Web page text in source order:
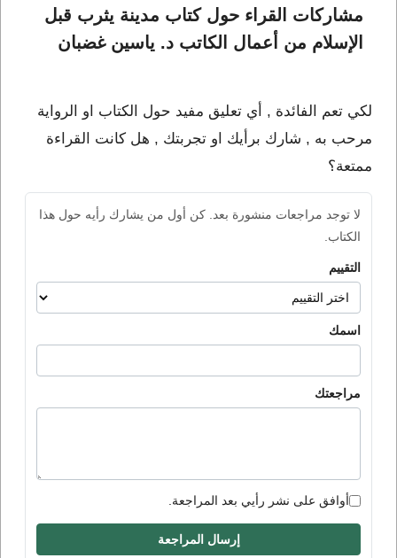
مشاركات القراء حول كتاب مدينة يثرب قبل
الإسلام من أعمال الكاتب د. ياسين غضبان
لكي تعم الفائدة , أي تعليق مفيد حول الكتاب او الرواية
مرحب به , شارك برأيك او تجربتك , هل كانت القراءة
ممتعة؟
لا توجد مراجعات منشورة بعد. كن أول من يشارك رأيه حول هذا
الكتاب.
التقييم
اسمك
مراجعتك
أوافق على نشر رأيي بعد المراجعة.
إرسال المراجعة